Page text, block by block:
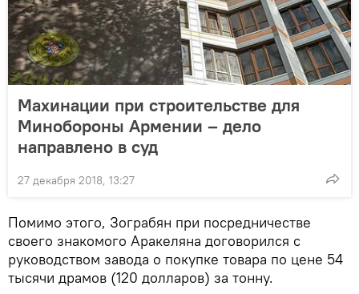
Махинации при строительстве для
Минобороны Армении – дело
направлено в суд
27 декабря 2018, 13:27
Помимо этого, Зограбян при посредничестве
своего знакомого Аракеляна договорился с
руководством завода о покупке товара по цене 54
тысячи драмов (120 долларов) за тонну.